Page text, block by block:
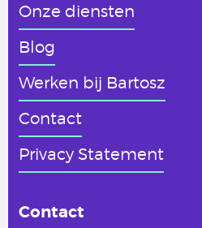
Onze diensten
Blog
Werken bij Bartosz
Contact
Privacy Statement
Contact